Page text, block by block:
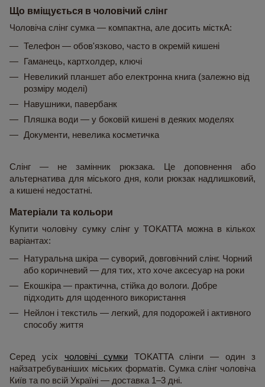
Що вміщується в чоловічий слінг
Чоловіча слінг сумка — компактна, але досить місткА:
Телефон — обов'язково, часто в окремій кишені
Гаманець, картхолдер, ключі
Невеликий планшет або електронна книга (залежно від
розміру моделі)
Навушники, павербанк
Пляшка води — у боковій кишені в деяких моделях
Документи, невелика косметичка
Слінг — не замінник рюкзака. Це доповнення або
альтернатива для міського дня, коли рюкзак надлишковий,
а кишені недостатні.
Матеріали та кольори
Купити чоловічу сумку слінг у TOKATTA можна в кількох
варіантах:
Натуральна шкіра — суворий, довговічний слінг. Чорний
або коричневий — для тих, хто хоче аксесуар на роки
Екошкіра — практична, стійка до вологи. Добре
підходить для щоденного використання
Нейлон і текстиль — легкий, для подорожей і активного
способу життя
Серед усіх чоловічі сумки TOKATTA слінги — один з
найзатребуваніших міських форматів. Сумка слінг чоловіча
Київ та по всій Україні — доставка 1–3 дні.